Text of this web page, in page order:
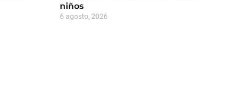
niños
6 agosto, 2026